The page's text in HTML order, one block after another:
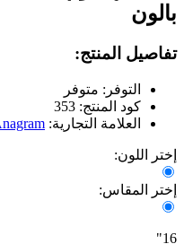
بالون
تفاصيل المنتج:
التوفر: متوفر
كود المنتج: 353
العلامة التجارية:
إختر اللون:
إختر المقاس:
16"